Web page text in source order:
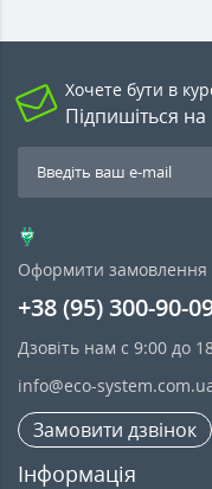
Хочете бути в
Підпишіться
Оформити замовлення
+38 (95) 300-90-
Дзовіть нам с 9:00 до
info@eco-
Замовити дзвінок
Інформація